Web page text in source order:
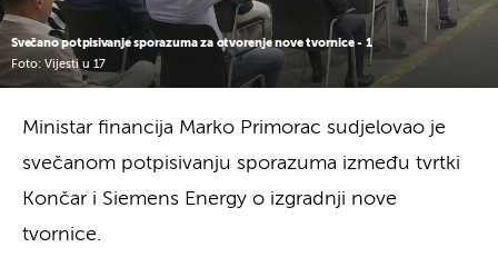
Svečano potpisivanje sporazuma za otvorenje nove tvornice - 1
Foto: Vijesti u 17
Ministar financija Marko Primorac sudjelovao je
svečanom potpisivanju sporazuma između tvrtki
Končar i Siemens Energy o izgradnji nove
tvornice.